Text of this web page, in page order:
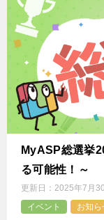
MyASP総選挙
る可能性！～
更新日： 2025年7月
イベント
お知ら